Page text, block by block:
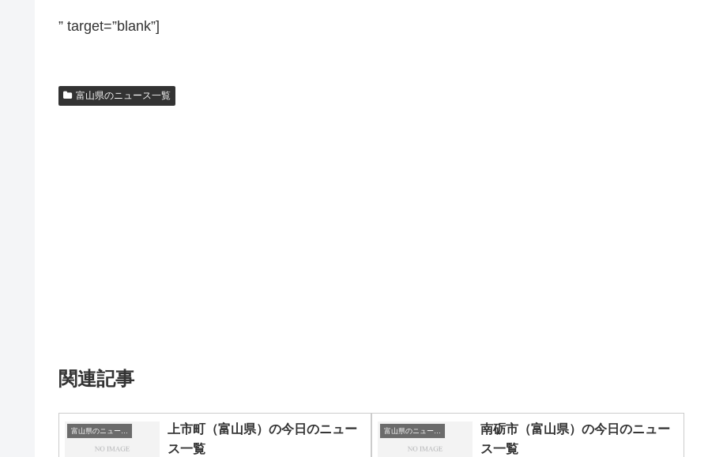
” target=”blank”]
富山県のニュース一覧
関連記事
富山県のニュース一覧
上市町（富山県）の今日のニュー
ス一覧
富山県のニュース一覧
南砺市（富山県）の今日のニュー
ス一覧